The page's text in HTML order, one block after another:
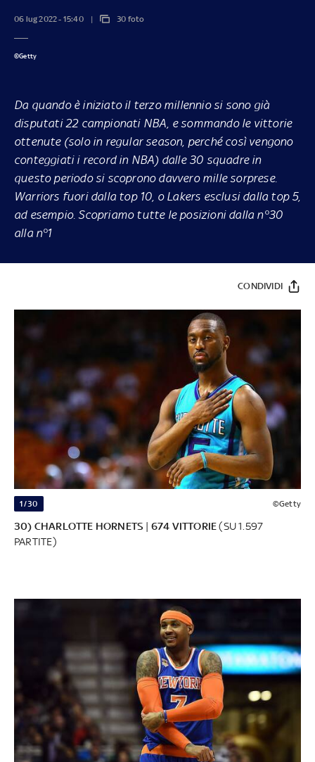
06 lug 2022 - 15:40 30 foto
©Getty
Da quando è iniziato il terzo millennio si sono già
disputati 22 campionati NBA, e sommando le vittorie
ottenute (solo in regular season, perché così vengono
conteggiati i record in NBA) dalle 30 squadre in
questo periodo si scoprono davvero mille sorprese.
Warriors fuori dalla top 10, o Lakers esclusi dalla top 5,
ad esempio. Scopriamo tutte le posizioni dalla n°30
alla n°1
CONDIVIDI
1/30 ©Getty
30) CHARLOTTE HORNETS | 674 VITTORIE(SU 1.597
PARTITE)